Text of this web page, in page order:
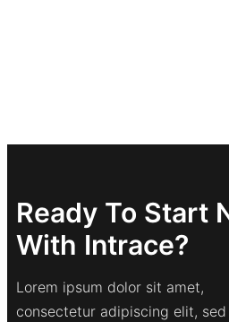
Ready To Start
With Intrace?
Lorem ipsum dolor sit amet,
consectetur adipiscing elit,